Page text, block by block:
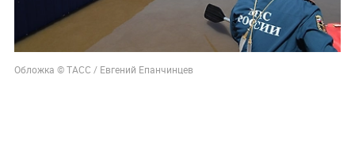
Обложка © ТАСС / Евгений Епанчинцев